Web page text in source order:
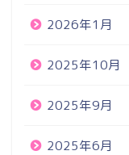
2026年1月
2025年10月
2025年9月
2025年6月